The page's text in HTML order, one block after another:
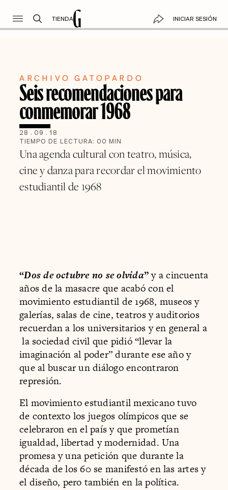
TIENDA INICIAR SESIÓN
ARCHIVO GATOPARDO
Seis recomendaciones para
conmemorar 1968
28 . 09 . 18
TIEMPO DE LECTURA: 00 MIN
Una agenda cultural con teatro, música,
cine y danza para recordar el movimiento
estudiantil de 1968
“Dos de octubre no se olvida”y a cincuenta
años de la masacre que acabó con el
movimiento estudiantil de 1968, museos y
galerías, salas de cine, teatros y auditorios
recuerdan a los universitarios y en general a
la sociedad civil que pidió “llevar la
imaginación al poder” durante ese año y
que al buscar un diálogo encontraron
represión.
El movimiento estudiantil mexicano tuvo
de contexto los juegos olímpicos que se
celebraron en el país y que prometían
igualdad, libertad y modernidad. Una
promesa y una petición que durante la
década de los 60 se manifestó en las artes y
el diseño, pero también en la política.